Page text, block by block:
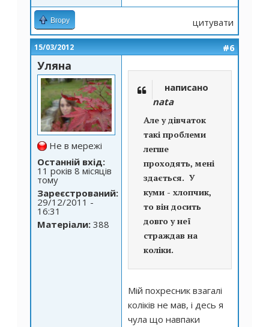
Вгору цитувати
15/03/2012 #6
Уляна
Не в мережі
Останній вхід:
11 років 8 місяців
тому
Зареєстрований:
29/12/2011 -
16:31
Матеріали: 388
написано
nata
Але у дівчаток
такі проблеми
легше
проходять, мені
здається. У
куми - хлопчик,
то він досить
довго у неї
страждав на
коліки.
Мій похресник взагалі
коліків не мав, і десь я
чула що навпаки